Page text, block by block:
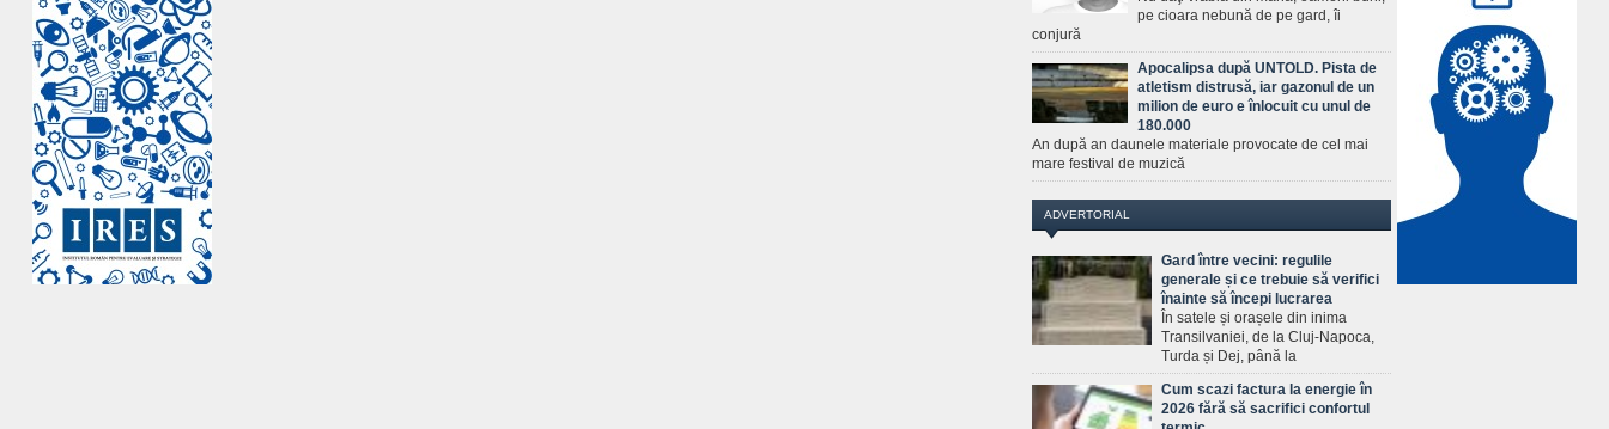
pe cioara nebună de pe gard, îi
conjură
Apocalipsa după UNTOLD. Pista de
atletism distrusă, iar gazonul de un
milion de euro e înlocuit cu unul de
180.000
An după an daunele materiale provocate de cel mai
mare festival de muzică
ADVERTORIAL
Gard între vecini: regulile
generale și ce trebuie să verifici
înainte să începi lucrarea
În satele și orașele din inima
Transilvaniei, de la Cluj-Napoca,
Turda și Dej, până la
Cum scazi factura la energie în
2026 fără să sacrifici confortul